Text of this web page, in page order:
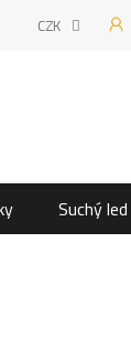
CZK
Suchý led